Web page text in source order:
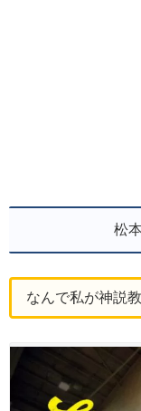
松
なんで私が神説教